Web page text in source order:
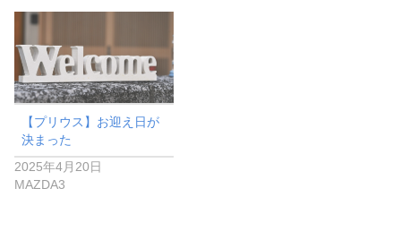
【プリウス】お迎え日が
決まった
2025年4月20日
MAZDA3